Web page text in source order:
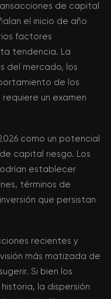
de capital
el inicio de año
factores
tendencia. La
del mercado, los
de los
un examen
como un potencial
capital riesgo. Los
establecer
términos de
que persistan
recientes y
más matizada de
Si bien los
la dispersión